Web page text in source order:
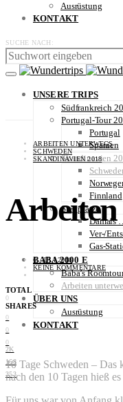
Ausrüstung
KONTAKT
SUCHE NACH:
UNSERE TRIPS
Südfrankreich
Portugal-Tour
Portugal
Spanien
Skandinavien
Finnland
Stellplätze
Damals
Ver-/
Gas-
BABA 2000 E
Baba’s
Arbeiten
ÜBER UNS
Ausrüstung
KONTAKT
2K
168
353
ARBEITEN UNTERWEGS
SCHWEDEN
SKANDINAVIEN 2018
Arbeiten
6. JULI 2018
KEINE KOMMENTARE
TOTAL
0
SHARES
0
0
0
10 Tage Schweden – Das
nach den 10 Tagen hieß